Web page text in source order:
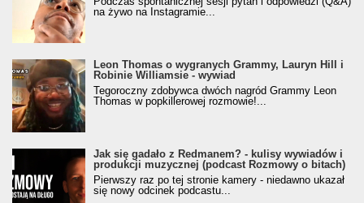
na żywo na Instagramie...
Leon Thomas o wygranych Grammy, Lauryn Hill i
Robinie Williamsie - wywiad
Tegoroczny zdobywca dwóch nagród Grammy Leon
Thomas w popkillerowej rozmowie!...
Jak się gadało z Redmanem? - kulisy wywiadów i
produkcji muzycznej (podcast Rozmowy o bitach)
Pierwszy raz po tej stronie kamery - niedawno ukazał
się nowy odcinek podcastu...